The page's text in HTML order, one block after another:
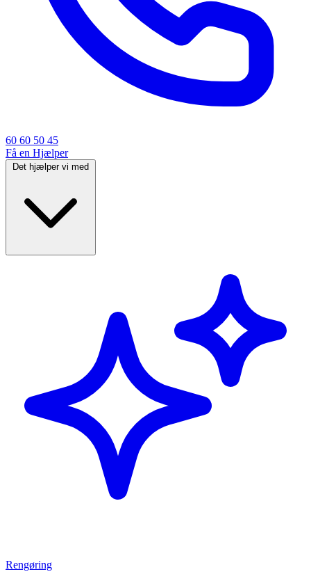
60 60 50 45
Få en Hjælper
Det hjælper vi med
Rengøring